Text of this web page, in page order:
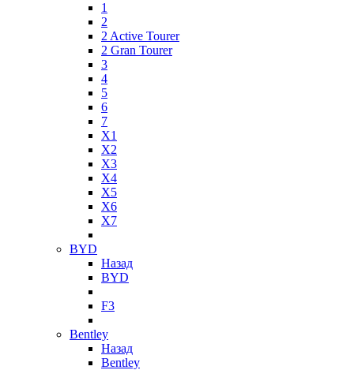
1
2
2 Active Tourer
2 Gran Tourer
3
4
5
6
7
X1
X2
X3
X4
X5
X6
X7
BYD
Назад
BYD
F3
Bentley
Назад
Bentley